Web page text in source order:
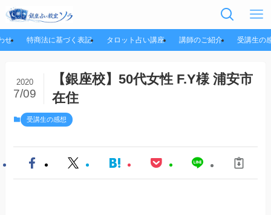
せ 特商法に基づく表記 タロット占い講座 講師のご紹介 受講生の
【銀座校】50代女性 F.Y様 浦安市
在住
2020
7/09
受講生の感想